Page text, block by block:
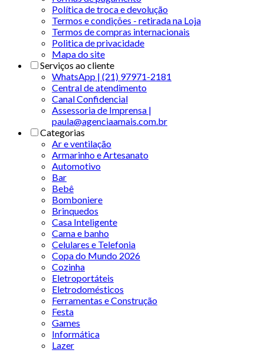
Política de troca e devolução
Termos e condições - retirada na Loja
Termos de compras internacionais
Politica de privacidade
Mapa do site
Serviços ao cliente
WhatsApp | (21) 97971-2181
Central de atendimento
Canal Confidencial
Assessoria de Imprensa |
paula@agenciaamais.com.br
Categorias
Ar e ventilação
Armarinho e Artesanato
Automotivo
Bar
Bebê
Bomboniere
Brinquedos
Casa Inteligente
Cama e banho
Celulares e Telefonia
Copa do Mundo 2026
Cozinha
Eletroportáteis
Eletrodomésticos
Ferramentas e Construção
Festa
Games
Informática
Lazer